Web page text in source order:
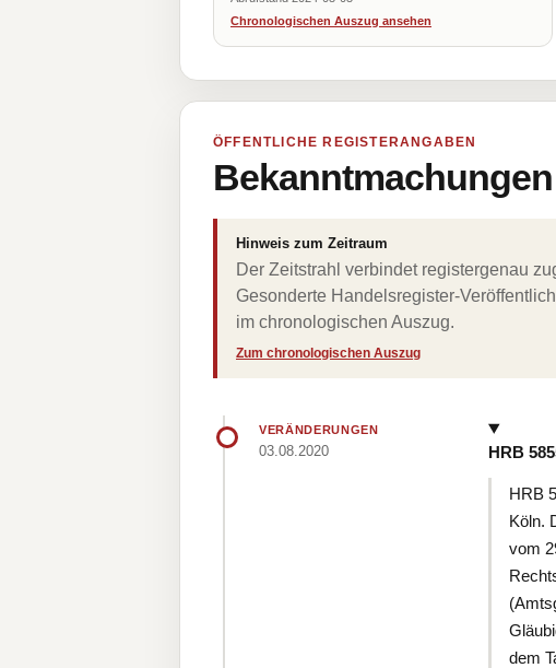
Chronologischen Auszug ansehen
ÖFFENTLICHE REGISTERANGABEN
Hinweis zum Zeitraum
Der Zeitstrahl verbindet registergenau
Gesonderte Handelsregister-
im chronologischen Auszug.
Zum chronologischen Auszug
VERÄNDERUNGEN
03.08.2020 HRB
HRB
Köln.
vom
dem